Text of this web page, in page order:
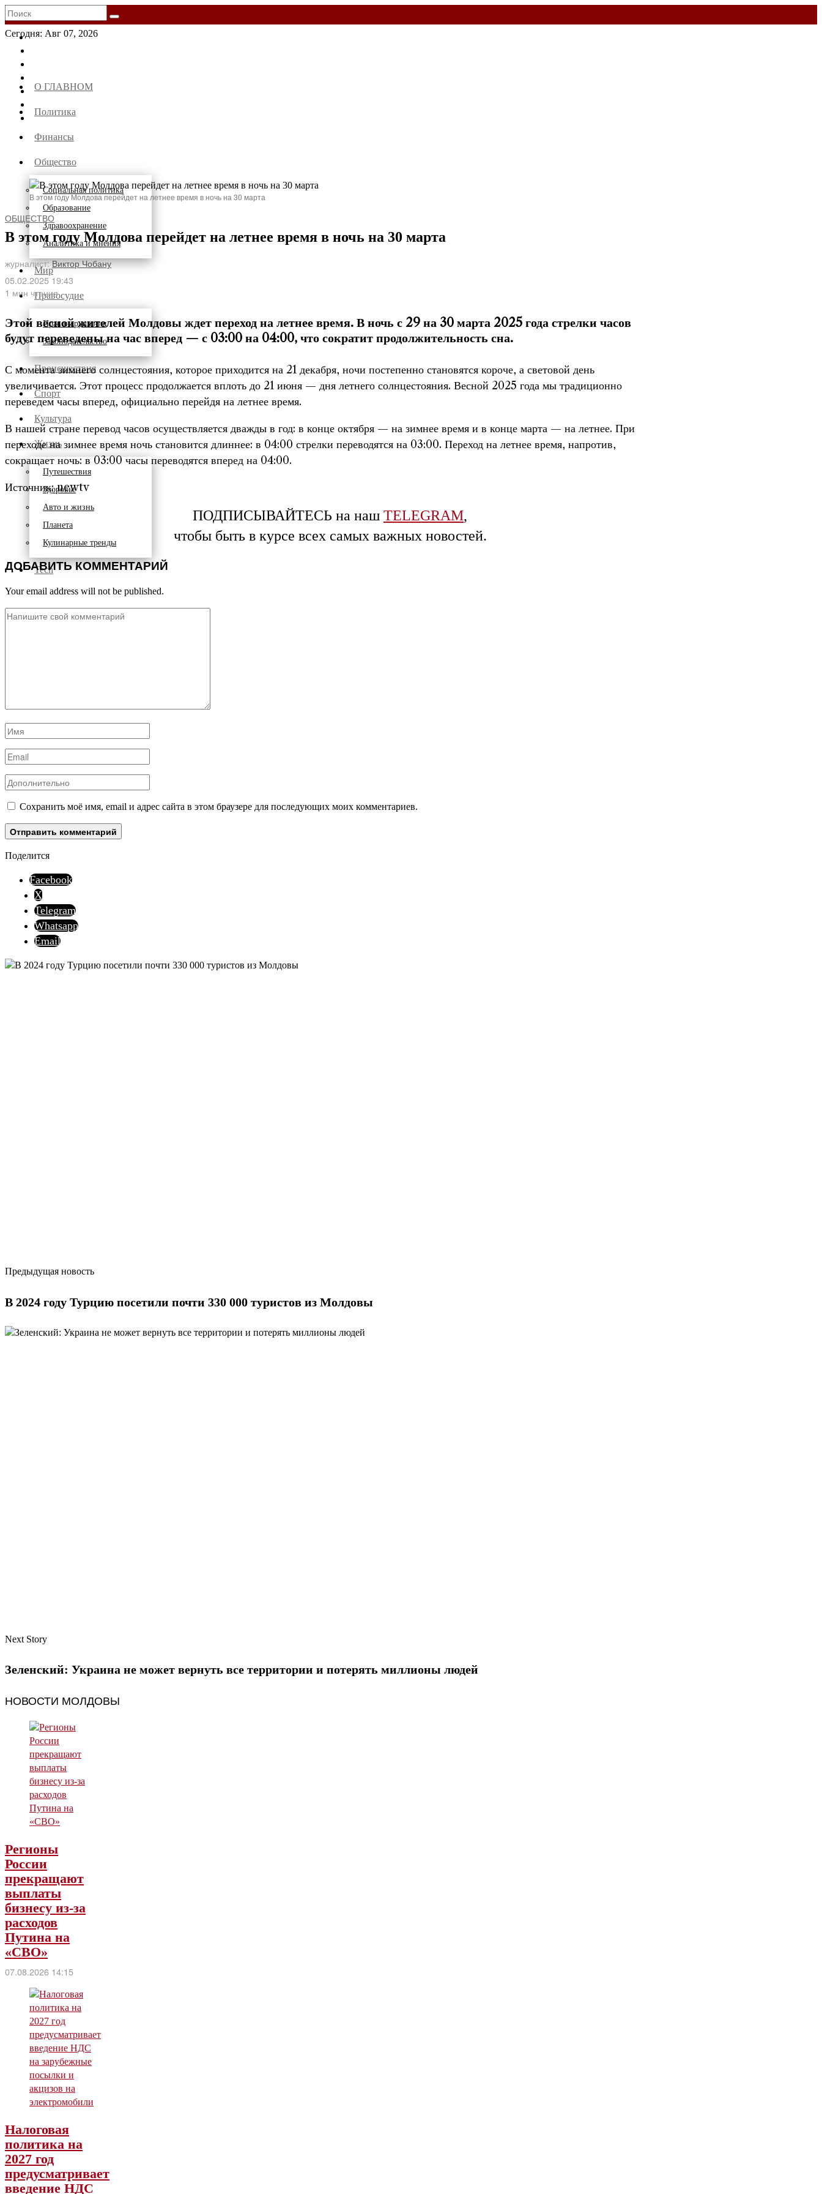
Сегодня: Авг 07, 2026
О ГЛАВНОМ
Политика
Финансы
Общество
Социальная политика
Образование
Здравоохранение
Аналитика и мнения
Мир
Правосудие
Правонарушения
Законодательство
Происшествия
Спорт
Культура
Жизнь
Путешествия
Здоровье
Авто и жизнь
Планета
Кулинарные тренды
Tech
В этом году Молдова перейдет на летнее время в ночь на 30 марта
ОБЩЕСТВО
В этом году Молдова перейдет на летнее время в ночь на 30 марта
журналист:Виктор Чобану
05.02.2025 19:43
1 мин чтения
Этой весной жителей Молдовы ждет переход на летнее время. В ночь с 29 на 30 марта 2025 года стрелки часов
будут переведены на час вперед — с 03:00 на 04:00, что сократит продолжительность сна.
С момента зимнего солнцестояния, которое приходится на 21 декабря, ночи постепенно становятся короче, а световой день
увеличивается. Этот процесс продолжается вплоть до 21 июня — дня летнего солнцестояния. Весной 2025 года мы традиционно
переведем часы вперед, официально перейдя на летнее время.
В нашей стране перевод часов осуществляется дважды в год: в конце октября — на зимнее время и в конце марта — на летнее. При
переходе на зимнее время ночь становится длиннее: в 04:00 стрелки переводятся на 03:00. Переход на летнее время, напротив,
сокращает ночь: в 03:00 часы переводятся вперед на 04:00.
Источник: newtv
ПОДПИСЫВАЙТЕСЬ на наш TELEGRAM,
чтобы быть в курсе всех самых важных новостей.
ДОБАВИТЬ КОММЕНТАРИЙ
Your email address will not be published.
Сохранить моё имя, email и адрес сайта в этом браузере для последующих моих комментариев.
Поделится
Facebook
X
Telegram
Whatsapp
Email
Предыдущая новость
В 2024 году Турцию посетили почти 330 000 туристов из Молдовы
Next Story
Зеленский: Украина не может вернуть все территории и потерять миллионы людей
НОВОСТИ МОЛДОВЫ
Регионы
России
прекращают
выплаты
бизнесу из-за
расходов
Путина на
«СВО»
07.08.2026 14:15
Налоговая
политика на
2027 год
предусматривает
введение НДС